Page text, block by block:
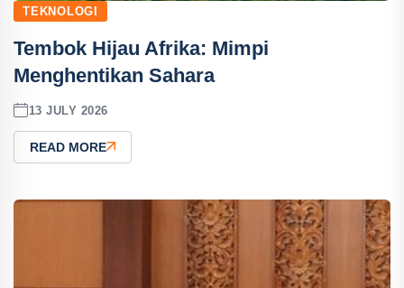
TEKNOLOGI
Tembok Hijau Afrika: Mimpi
Menghentikan Sahara
13 JULY 2026
READ MORE